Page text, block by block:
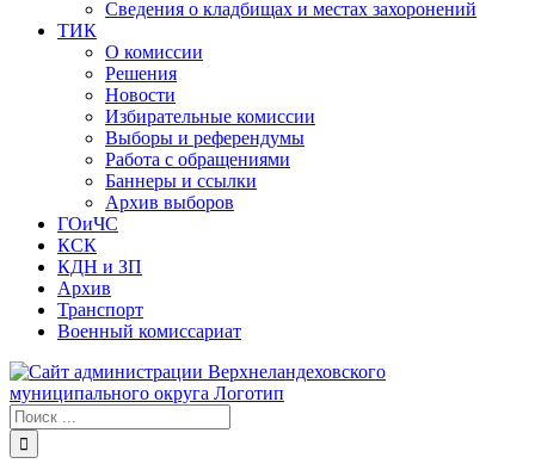
Сведения о кладбищах и местах захоронений
ТИК
О комиссии
Решения
Новости
Избирательные комиссии
Выборы и референдумы
Работа с обращениями
Баннеры и ссылки
Архив выборов
ГОиЧС
КСК
КДН и ЗП
Архив
Транспорт
Военный комиссариат
Результат
поиска: